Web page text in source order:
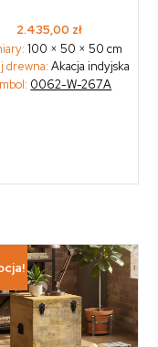
2.435,00 zł
100 × 50 × 50 cm
drewna: Akacja indyjska
0062-W-267A